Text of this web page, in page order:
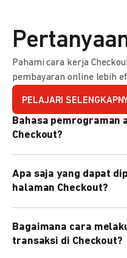
Pahami cara kerja
pembayaran online lebih
PELAJARI
Bahasa pemrograman
Checkout?
PHP, Node.js, Go, dll).
Apa saja yang dapat
halaman Checkout?
preferensi bahasa, dan
kebutuhan brand Anda.
Bagaimana cara
transaksi di Checkout?